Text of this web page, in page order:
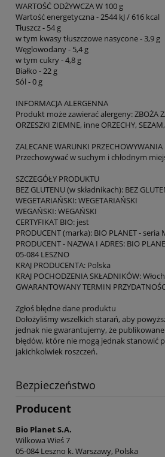
WARTOŚĆ ODŻYWCZA W 100 g
Wartość energetyczna - 2544 kJ / 616 kcal
Tłuszcz - 54 g
w tym kwasy tłuszczowe nasycone - 3,9 g
Węglowodany - 5,4 g
w tym cukry - 4,8 g
Białko - 22 g
Sól - 0 g
INFORMACJA ALERGENNA
Produkt może zawierać alergeny: ZBOŻA
ORZESZKI ZIEMNE, inne ORZECHY, SEZAM,
ZALECANE WARUNKI PRZECHOWYWANIA
Przechowywać w suchym i chłodnym
SZCZEGÓŁY PRODUKTU
BEZ GLUTENU (w składnikach): BEZ
WEGETARIAŃSKI: WEGETARIAŃSKI
WEGAŃSKI: WEGAŃSKI
CERTYFIKAT BIO: jest
PRODUCENT (marka): BIO PLANET - seria
PRODUCENT - NAZWA I ADRES: BIO
05-084 LESZNO
KRAJ PRODUCENTA: Polska
KRAJ POCHODZENIA SKŁADNIKÓW:
GWARANTOWANY TERMIN
Zgłoś błędne dane produktu
Dołożyliśmy wszelkich starań, aby
jednak nie gwarantujemy, że
błędów, które nie mogą jednak stanowić
jakichkolwiek roszczeń.
Bezpieczeństwo
Producent
Bio Planet S.A.
Wilkowa Wieś 7
05-084 Leszno k. Warszawy, Polska